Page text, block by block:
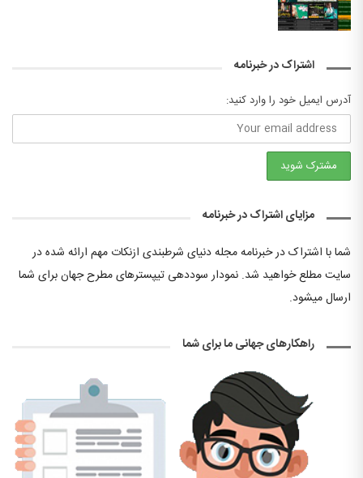
اشتراک در خبرنامه
آدرس ایمیل خود را وارد کنید:
مزایای اشتراک در خبرنامه
شما با اشتراک در خبرنامه مجله دنیای شرطبندی ازنکات مهم ارائه شده در
سایت مطلع خواهید شد. نمودار سوددهی تیپسترهای مطرح جهان برای شما
ارسال میشود.
راهکارهای جهانی ما برای شما